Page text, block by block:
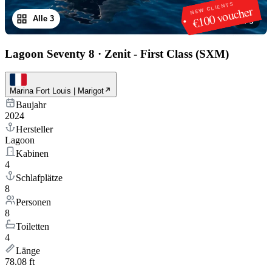
NEW CLIENTS
€100 voucher
1 /3
Alle 3
Lagoon Seventy 8 · Zenit - First Class (SXM)
Marina Fort Louis | Marigot
Baujahr
2024
Hersteller
Lagoon
Kabinen
4
Schlafplätze
8
Personen
8
Toiletten
4
Länge
78.08 ft